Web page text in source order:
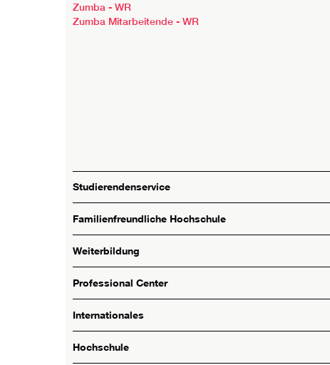
Zumba - WR
Zumba Mitarbeitende - WR
Studierendenservice
Familienfreundliche Hochschule
Weiterbildung
Professional Center
Internationales
Hochschule